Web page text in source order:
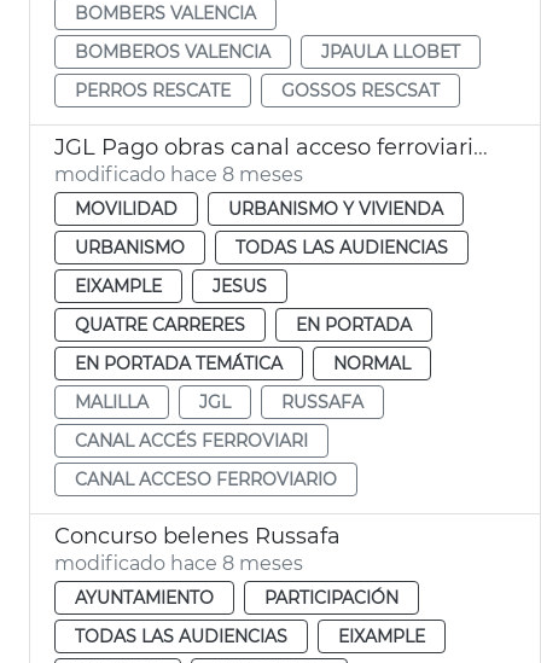
BOMBERS VALENCIA
BOMBEROS VALENCIA
JPAULA LLOBET
PERROS RESCATE
GOSSOS RESCSAT
JGL Pago obras canal acceso ferroviario València
modificado hace 8 meses
MOVILIDAD
URBANISMO Y VIVIENDA
URBANISMO
TODAS LAS AUDIENCIAS
EIXAMPLE
JESUS
QUATRE CARRERES
EN PORTADA
EN PORTADA TEMÁTICA
NORMAL
MALILLA
JGL
RUSSAFA
CANAL ACCÉS FERROVIARI
CANAL ACCESO FERROVIARIO
Concurso belenes Russafa
modificado hace 8 meses
AYUNTAMIENTO
PARTICIPACIÓN
TODAS LAS AUDIENCIAS
EIXAMPLE